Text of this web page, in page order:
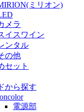
ミリオン)
メラ
イスワイン
ンタル
の他
セット
から探す
電源部